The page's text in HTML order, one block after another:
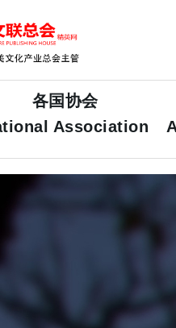
各国协会
Association